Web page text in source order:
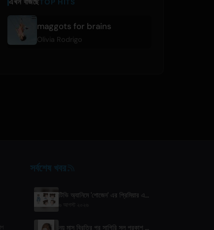
এখন বাজছেTOP HITS
maggots for brains
Olivia Rodrigo
সর্বশেষ খবর
টিভি অ্যানিমে 'শোজেন' এর প্রিমিয়ার এপ্রিল ২০২৭-এ ফুজি টিভিতে
নয় মাস বিরতির পর সাগিরি সল প্রকাশ করলেন নতুন সিঙ্গল 'next to your love'